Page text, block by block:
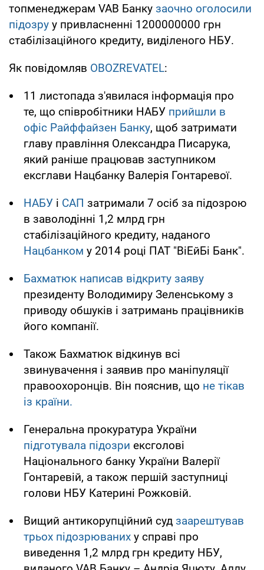
топменеджерам VAB Банку заочно оголосили
підозру у привласненні 1200000000 грн
стабілізаційного кредиту, виділеного НБУ.
Як повідомляв OBOZREVATEL:
11 листопада з'явилася інформація про
те, що співробітники НАБУ прийшли в
офіс Райффайзен Банку, щоб затримати
главу правління Олександра Писарука,
який раніше працював заступником
ексглави Нацбанку Валерія Гонтаревої.
НАБУ і САП затримали 7 осіб за підозрою
в заволодінні 1,2 млрд грн
стабілізаційного кредиту, наданого
Нацбанком у 2014 році ПАТ "ВіЕйБі Банк".
Бахматюк написав відкриту заяву
президенту Володимиру Зеленському з
приводу обшуків і затримань працівників
його компанії.
Також Бахматюк відкинув всі
звинувачення і заявив про маніпуляції
правоохоронців. Він пояснив, що не тікав
із країни.
Генеральна прокуратура України
підготувала підозри ексголові
Національного банку України Валерії
Гонтаревій, а також першій заступниці
голови НБУ Катерині Рожковій.
Вищий антикорупційний суд заарештував
трьох підозрюваних у справі про
виведення 1,2 млрд грн кредиту НБУ,